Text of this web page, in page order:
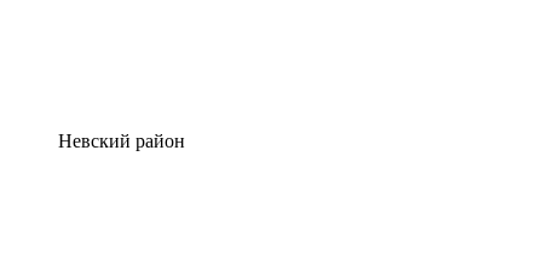
Невский район